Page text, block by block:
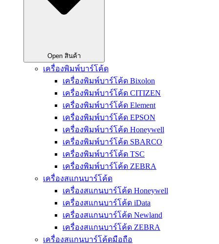
Open สินค้า
เครื่องพิมพ์บาร์โค้ด
เครื่องพิมพ์บาร์โค้ด Bixolon
เครื่องพิมพ์บาร์โค้ด CITIZEN
เครื่องพิมพ์บาร์โค้ด Element
เครื่องพิมพ์บาร์โค้ด EPSON
เครื่องพิมพ์บาร์โค้ด Honeywell
เครื่องพิมพ์บาร์โค้ด SBARCO
เครื่องพิมพ์บาร์โค้ด TSC
เครื่องพิมพ์บาร์โค้ด ZEBRA
เครื่องสแกนบาร์โค้ด
เครื่องสแกนบาร์โค้ด Honeywell
เครื่องสแกนบาร์โค้ด iData
เครื่องสแกนบาร์โค้ด Newland
เครื่องสแกนบาร์โค้ด ZEBRA
เครื่องสแกนบาร์โค้ดมือถือ